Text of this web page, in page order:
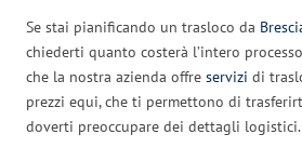
Se stai pianificando un trasloco da
chiederti quanto costerà l’intero
che la nostra azienda offre servizi di
prezzi equi, che ti permettono di
doverti preoccupare dei dettagli logistici.